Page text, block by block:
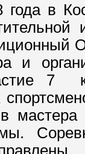
в
и
7